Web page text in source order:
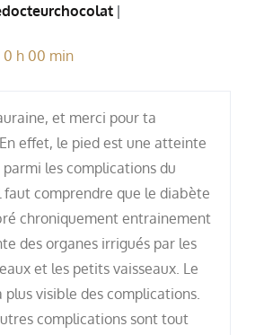
0 h 00 min
et merci pour ta
effet, le pied est une atteinte
les complications du
faut comprendre que le diabète
chroniquement entrainement
des organes irrigués par les
et les petits vaisseaux. Le
plus visible des complications.
complications sont tout